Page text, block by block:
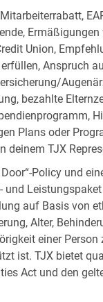
Union,
Anspruch
bezahlte
Plans oder
deinem TJX
Policy und
und
auf Basis von
Alter,
einer Person
ist. TJX bietet
Act und den